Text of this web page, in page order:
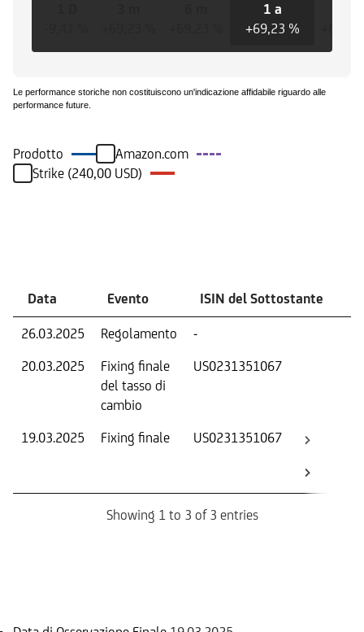
1 a
+69,23 %
Le performance storiche non costituiscono un'indicazione affidabile riguardo alle
performance future.
Prodotto
Amazon.com
Strike (240,00 USD)
Data Evento ISIN del Sottostante
26.03.2025 Regolamento -
20.03.2025
Fixing finale
del tasso di
cambio
US0231351067
19.03.2025 Fixing finale US0231351067
Showing 1 to 3 of 3 entries